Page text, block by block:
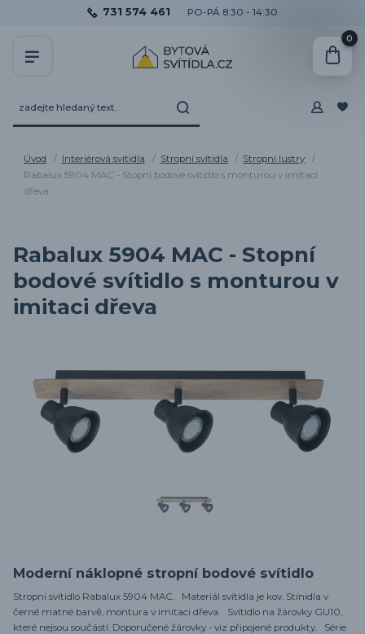
731 574 461 PO-PÁ 8:30 - 14:30
0
Úvod Interiérová svítidla Stropní svítidla
Stropní lustry
Rabalux 5904 MAC - Stopní bodové svítidlo s monturou v imitaci
dřeva
Rabalux 5904 MAC - Stopní
bodové svítidlo s monturou v
imitaci dřeva
Moderní náklopné stropní bodové svítidlo
Stropní svítidlo Rabalux 5904 MAC. Materiál svítidla je kov. Stínidla v
černé matné barvě, montura v imitaci dřeva. Svítidlo na žárovky GU10,
které nejsou součástí. Doporučené žárovky - viz připojené produkty. Série